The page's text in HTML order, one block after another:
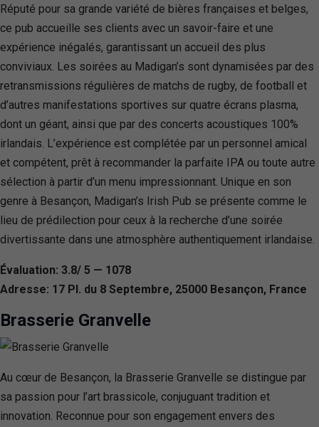
Réputé pour sa grande variété de bières françaises et belges,
ce pub accueille ses clients avec un savoir-faire et une
expérience inégalés, garantissant un accueil des plus
conviviaux. Les soirées au Madigan’s sont dynamisées par des
retransmissions régulières de matchs de rugby, de football et
d’autres manifestations sportives sur quatre écrans plasma,
dont un géant, ainsi que par des concerts acoustiques 100%
irlandais. L’expérience est complétée par un personnel amical
et compétent, prêt à recommander la parfaite IPA ou toute autre
sélection à partir d’un menu impressionnant. Unique en son
genre à Besançon, Madigan’s Irish Pub se présente comme le
lieu de prédilection pour ceux à la recherche d’une soirée
divertissante dans une atmosphère authentiquement irlandaise.
Évaluation: 3.8/ 5 — 1078
Adresse: 17 Pl. du 8 Septembre, 25000 Besançon, France
Brasserie Granvelle
Au cœur de Besançon, la Brasserie Granvelle se distingue par
sa passion pour l’art brassicole, conjuguant tradition et
innovation. Reconnue pour son engagement envers des